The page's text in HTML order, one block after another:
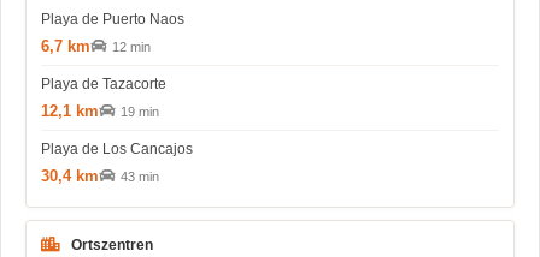
Playa de Puerto Naos
6,7 km 12 min
Playa de Tazacorte
12,1 km 19 min
Playa de Los Cancajos
30,4 km 43 min
Ortszentren